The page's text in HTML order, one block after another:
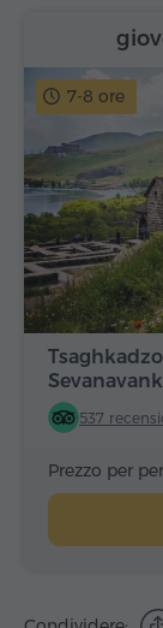
7-8 ore
537
Prezzo per